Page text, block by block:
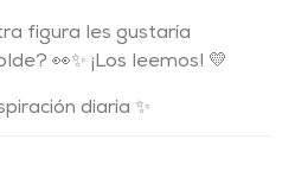
figura les gustaría
👀✨ ¡Los leemos! 💛
diaria ✨